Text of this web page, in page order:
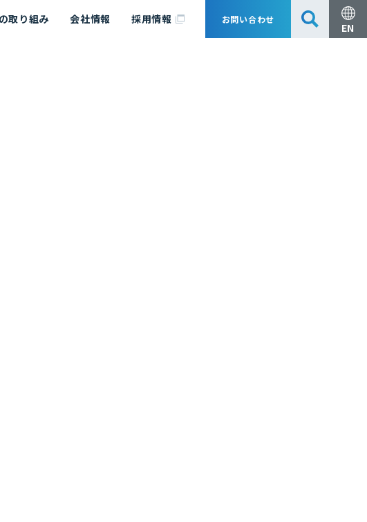
取り組み 会社情報 採用情報 お問い合わせ
EN